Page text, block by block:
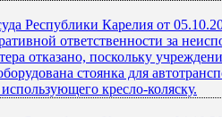
Республики Карелия от
ответственности за
отказано, поскольку
стоянка для
кресло-коляску.